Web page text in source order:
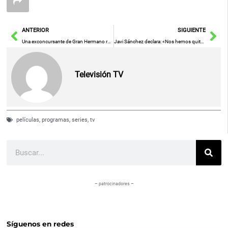
AntANTERIOR
Una exconcursante de Gran Hermano revela malos tratos de Mercedes Milá
SIGUIENTE
Javi Sánchez declara: «Nos hemos quitado un peso de encima»
Televisión TV
películas,programas,series,tv
– patrocinadores –
Síguenos en redes